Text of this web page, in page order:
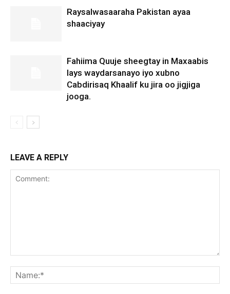
Raysalwasaaraha Pakistan ayaa
shaaciyay
Fahiima Quuje sheegtay in Maxaabis
lays waydarsanayo iyo xubno
Cabdirisaq Khaalif ku jira oo jigjiga
jooga.
LEAVE A REPLY